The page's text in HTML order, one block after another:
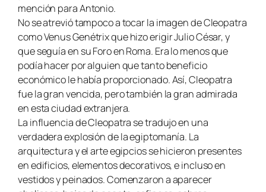
mención para Antonio.
No se atrevió tampoco a tocar la imagen de Cleopatra
como Venus Genétrix que hizo erigir Julio César, y
que seguía en su Foro en Roma. Era lo menos que
podía hacer por alguien que tanto beneficio
económico le había proporcionado. Así, Cleopatra
fue la gran vencida, pero también la gran admirada
en esta ciudad extranjera.
La influencia de Cleopatra se tradujo en una
verdadera explosión de la egiptomanía. La
arquitectura y el arte egipcios se hicieron presentes
en edificios, elementos decorativos, e incluso en
vestidos y peinados. Comenzaron a aparecer